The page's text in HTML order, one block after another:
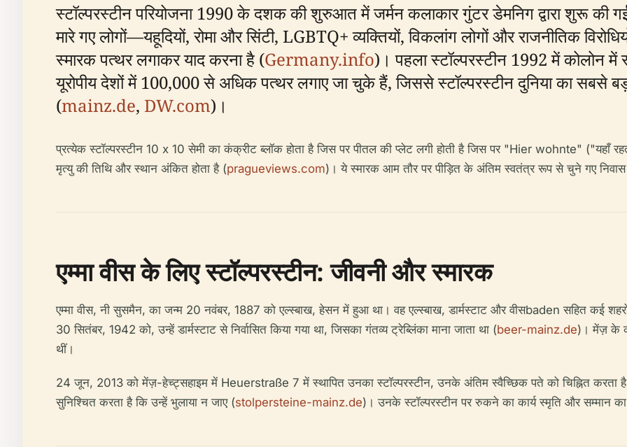
स्टॉल्परस्टीन परियोजना 1990 के दशक की शुरुआत में जर्मन कलाकार गुंटर डेमनिग द्वारा शुरू की गई
मारे गए लोगों—यहूदियों, रोमा और सिंटी, LGBTQ+ व्यक्तियों, विकलांग लोगों और राजनीतिक
स्मारक पत्थर लगाकर याद करना है (Germany.info)। पहला स्टॉल्परस्टीन 1992 में कोलोन
यूरोपीय देशों में 100,000 से अधिक पत्थर लगाए जा चुके हैं, जिससे स्टॉल्परस्टीन दुनिया का सबसे
(mainz.de, DW.com)।
प्रत्येक स्टॉल्परस्टीन 10 x 10 सेमी का कंक्रीट ब्लॉक होता है जिस पर पीतल की प्लेट लगी होती है जिस पर "Hier wohnte" ("यहाँ
मृत्यु की तिथि और स्थान अंकित होता है (pragueviews.com)। ये स्मारक आम तौर पर पीड़ित के अंतिम स्वतंत्र रूप से चुने गए निवास
एम्मा वीस के लिए स्टॉल्परस्टीन: जीवनी और स्मारक
एम्मा वीस, नी सुसमैन, का जन्म 20 नवंबर, 1887 को एल्स्बाख, हेसन में हुआ था। वह एल्स्बाख, डार्मस्टाट और वीसbaden सहित कई
30 सितंबर, 1942 को, उन्हें डार्मस्टाट से निर्वासित किया गया था, जिसका गंतव्य ट्रेब्लिंका माना जाता था (beer-mainz.de)। मेंज़ के
थीं।
24 जून, 2013 को मेंज़-हेच्ट्सहाइम में Heuerstraße 7 में स्थापित उनका स्टॉल्परस्टीन, उनके अंतिम स्वैच्छिक पते को चिह्नित करता
सुनिश्चित करता है कि उन्हें भुलाया न जाए (stolpersteine-mainz.de)। उनके स्टॉल्परस्टीन पर रुकने का कार्य स्मृति और सम्मान का